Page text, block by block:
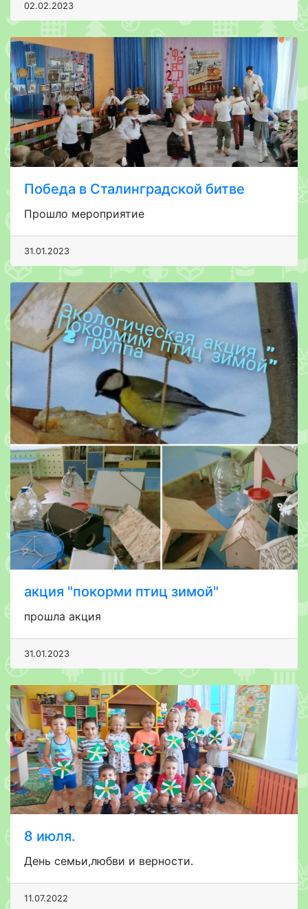
02.02.2023
Победа в Сталинградской битве
Прошло мероприятие
31.01.2023
акция "покорми птиц зимой"
прошла акция
31.01.2023
8 июля.
День семьи,любви и верности.
11.07.2022